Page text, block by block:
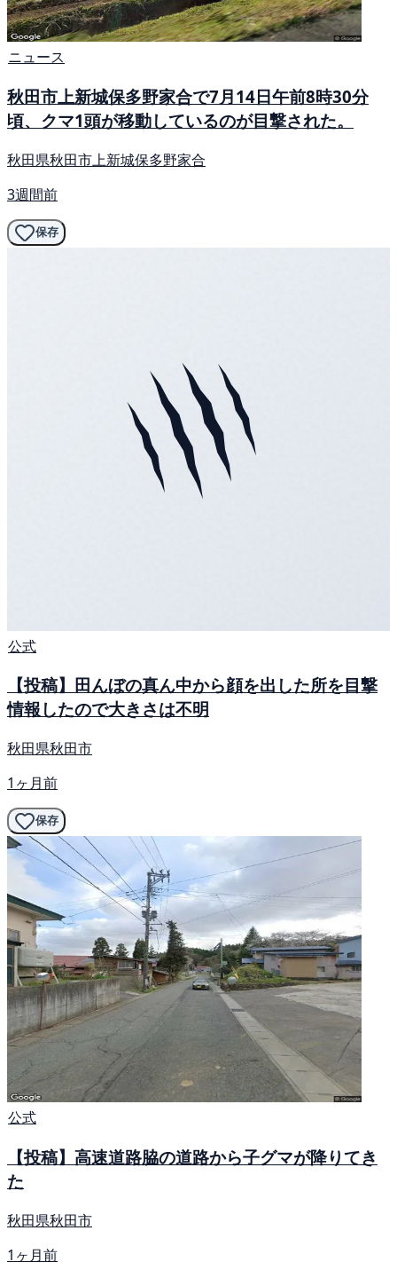
ニュース
秋田市上新城保多野家合で7月14日午前8時30分
頃、クマ1頭が移動しているのが目撃された。
秋田県秋田市上新城保多野家合
3週間前
保存
公式
【投稿】田んぼの真ん中から顔を出した所を目撃
情報したので大きさは不明
秋田県秋田市
1ヶ月前
保存
公式
【投稿】高速道路脇の道路から子グマが降りてき
た
秋田県秋田市
1ヶ月前